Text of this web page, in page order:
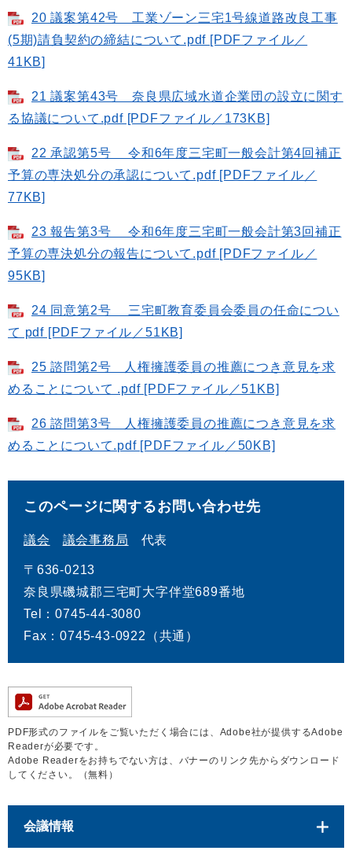
20 議案第42号 工業ゾーン三宅1号線道路改良工事
(5期)請負契約の締結について.pdf [PDFファイル／
41KB]
21 議案第43号 奈良県広域水道企業団の設立に関す
る協議について.pdf [PDFファイル／173KB]
22 承認第5号 令和6年度三宅町一般会計第4回補正
予算の専決処分の承認について.pdf [PDFファイル／
77KB]
23 報告第3号 令和6年度三宅町一般会計第3回補正
予算の専決処分の報告について.pdf [PDFファイル／
95KB]
24 同意第2号 三宅町教育委員会委員の任命につい
て pdf [PDFファイル／51KB]
25 諮問第2号 人権擁護委員の推薦につき意見を求
めることについて .pdf [PDFファイル／51KB]
26 諮問第3号 人権擁護委員の推薦につき意見を求
めることについて.pdf [PDFファイル／50KB]
このページに関するお問い合わせ先
議会 議会事務局 代表
〒636-0213
奈良県磯城郡三宅町大字伴堂689番地
Tel：0745-44-3080
Fax：0745-43-0922（共通）
PDF形式のファイルをご覧いただく場合には、Adobe社が提供するAdobe
Readerが必要です。
Adobe Readerをお持ちでない方は、バナーのリンク先からダウンロード
してください。（無料）
会議情報